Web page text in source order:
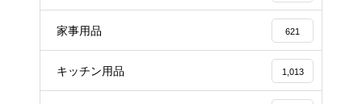
家事用品 621
キッチン用品 1,013